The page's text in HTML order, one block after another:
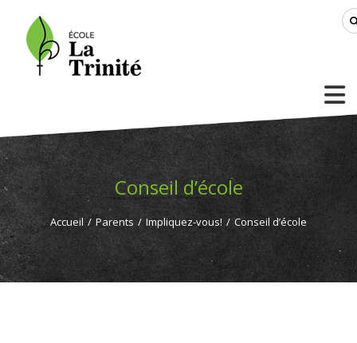
Conseil d’école
Accueil / Parents / Impliquez-vous! / Conseil d’école